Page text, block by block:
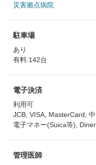
災害拠点病院
駐車場
あり
有料:142台
電子決済
利用可
JCB, VISA, MasterCard,
電子マネー(Suica等),
管理医師